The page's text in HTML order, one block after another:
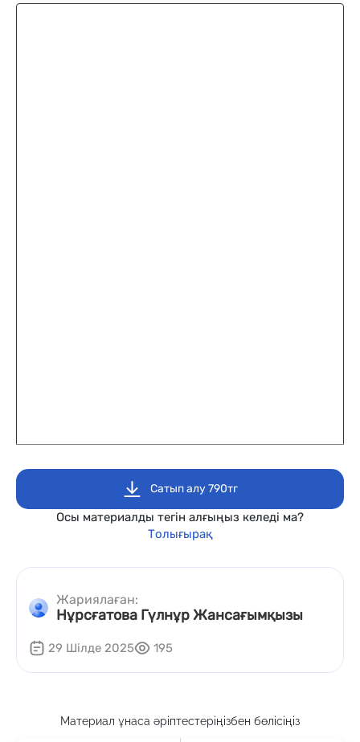
Сатып алу 790тг
Осы материалды тегін алғыңыз келеді ма?
Толығырақ
Жариялаған:
Нұрсғатова Гүлнұр Жансағымқызы
29 Шілде 2025 195
Материал ұнаса әріптестеріңізбен бөлісіңіз